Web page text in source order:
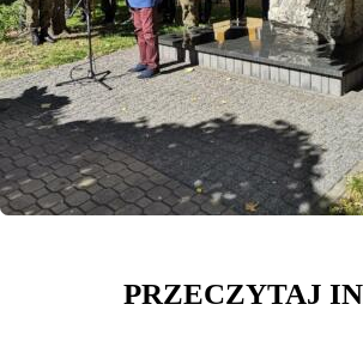
PRZECZYTAJ